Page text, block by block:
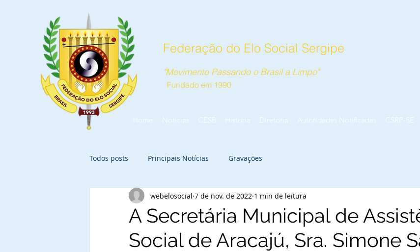
Federação do Elo Social Sergipe
"Movimento Passando o Brasil a Limpo"
Fundado em 1990
Home Notícias CESB História Diretoria Autoridades Notificadas CSRP-SE
Todos posts Principais Notícias Gravações
A Secretária Municipal de
Social de Aracajú, Sra. Simone
webelosocial 7 de nov. de 2022 1 min de leitura